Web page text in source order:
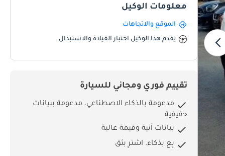
معلومات الوكيل
الموقع والاتجاهات
يقدم هذا الوكيل اختبار القيادة والاستبدال
تقييم فوري ومجاني للسيارة
مدعومة بالذكاء الاصطناعي، مدعومة ببيانات
حقيقية
بيانات آنية وقيمة عالية
بِع بذكاء. اشترِ بثق